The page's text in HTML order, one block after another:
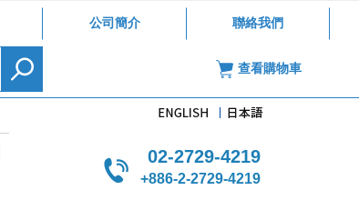
公司簡介 聯絡我們
查看購物車
02-2729-4219
+886-2-2729-4219